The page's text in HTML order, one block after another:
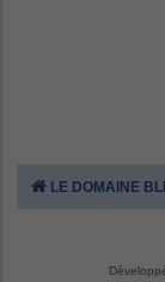
LE DOMAINE